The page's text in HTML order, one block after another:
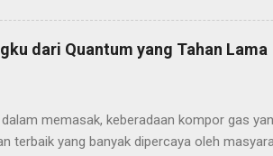
mari kita hadapi itu, lebih sedikit stres
pun telah mengumpulkan beberapa
wajah Anda. Tidak seperti perawatan
dari Quantum yang Tahan Lama
memasak, keberadaan kompor gas
terbaik yang banyak dipercaya oleh